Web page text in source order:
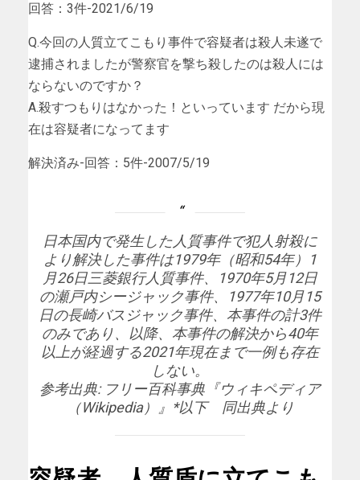
回答：3件-2021/6/19
Q.今回の人質立てこもり事件で容疑者は殺人未遂で
逮捕されましたが警察官を撃ち殺したのは殺人には
ならないのですか？
A.殺すつもりはなかった！といっています だから現
在は容疑者になってます
解決済み-回答：5件-2007/5/19
日本国内で発生した人質事件で犯人射殺に
より解決した事件は1979年（昭和54年）1
月26日三菱銀行人質事件、1970年5月12日
の瀬戸内シージャック事件、1977年10月15
日の長崎バスジャック事件、本事件の計3件
のみであり、以降、本事件の解決から40年
以上が経過する2021年現在まで一例も存在
しない。
参考出典: フリー百科事典『ウィキペディア
（Wikipedia）』*以下 同出典より